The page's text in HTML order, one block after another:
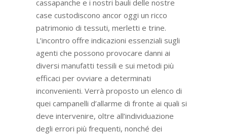
cassapanche e i nostri bauli delle nostre
case custodiscono ancor oggi un ricco
patrimonio di tessuti, merletti e trine.
L’incontro offre indicazioni essenziali sugli
agenti che possono provocare danni ai
diversi manufatti tessili e sui metodi più
efficaci per ovviare a determinati
inconvenienti. Verrà proposto un elenco di
quei campanelli d’allarme di fronte ai quali si
deve intervenire, oltre all’individuazione
degli errori più frequenti, nonché dei